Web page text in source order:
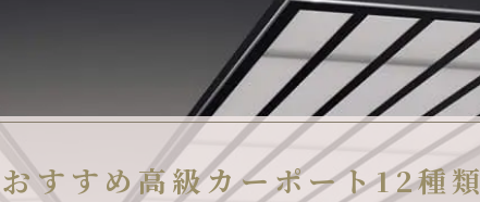
すすめ高級カーポート12種類